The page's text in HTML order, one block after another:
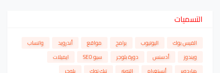
التسميات
الفيس بوك اليوتيوب برامج مواقع أندرويد
واتساب
ويندوز
أدسنس دورة بلوجر سيو SEO
ايميلات